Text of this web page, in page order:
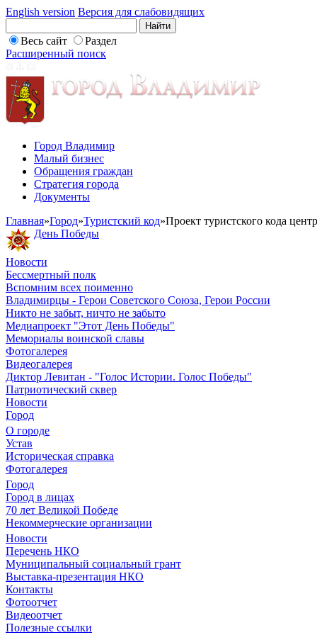
English version Версия для слабовидящих
Весь сайт
Раздел
Расширенный поиск
Город Владимир
Малый бизнес
Обращения граждан
Стратегия города
Документы
Главная»Город»Туристский код»Проект туристского кода
День Победы
Новости
Бессмертный полк
Вспомним всех поименно
Владимирцы - Герои Советского Союза, Герои России
Никто не забыт, ничто не забыто
Медиапроект "Этот День Победы"
Мемориалы воинской славы
Фотогалерея
Видеогалерея
Диктор Левитан - "Голос Истории. Голос Победы"
Патриотический сквер
Новости
Город
О городе
Устав
Историческая справка
Фотогалерея
Город
Город в лицах
70 лет Великой Победе
Некоммерческие организации
Новости
Перечень НКО
Муниципальный социальный грант
Выставка-презентация НКО
Контакты
Фотоотчет
Видеоотчет
Полезные ссылки